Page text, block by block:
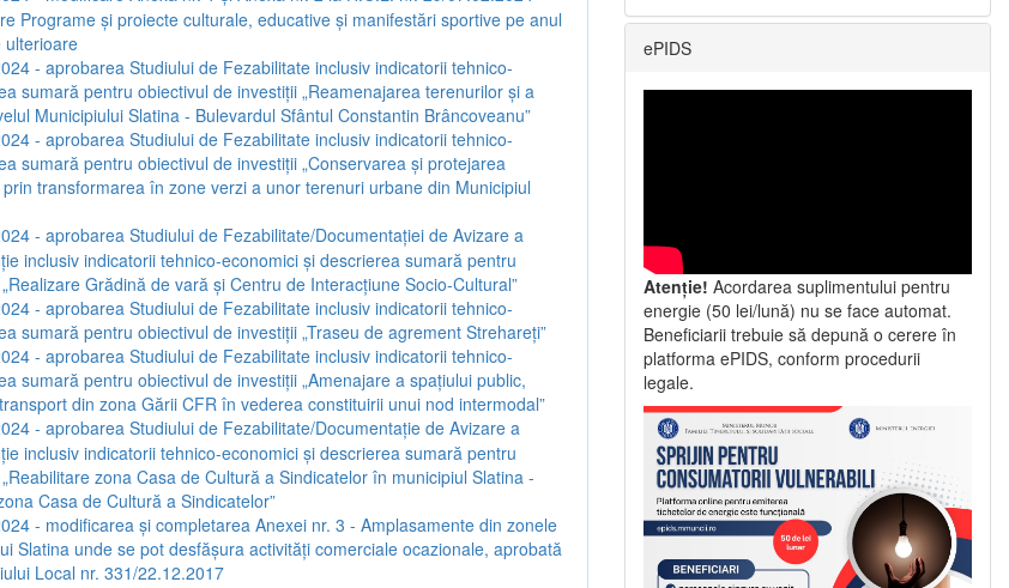
Programe și proiecte culturale, educative și manifestări sportive pe anul
ulterioare
- aprobarea Studiului de Fezabilitate inclusiv indicatorii tehnico-
sumară pentru obiectivul de investiții „Reamenajarea terenurilor și a
Municipiului Slatina - Bulevardul Sfântul Constantin Brâncoveanu”
- aprobarea Studiului de Fezabilitate inclusiv indicatorii tehnico-
sumară pentru obiectivul de investiții „Conservarea și protejarea
transformarea în zone verzi a unor terenuri urbane din Municipiul
- aprobarea Studiului de Fezabilitate/Documentației de Avizare a
inclusiv indicatorii tehnico-economici și descrierea sumară pentru
Grădină de vară și Centru de Interacțiune Socio-Cultural”
- aprobarea Studiului de Fezabilitate inclusiv indicatorii tehnico-
sumară pentru obiectivul de investiții „Traseu de agrement Strehareți”
- aprobarea Studiului de Fezabilitate inclusiv indicatorii tehnico-
sumară pentru obiectivul de investiții „Amenajare a spațiului public,
din zona Gării CFR în vederea constituirii unui nod intermodal”
- aprobarea Studiului de Fezabilitate/Documentație de Avizare a
inclusiv indicatorii tehnico-economici și descrierea sumară pentru
zona Casa de Cultură a Sindicatelor în municipiul Slatina -
Casa de Cultură a Sindicatelor”
- modificarea și completarea Anexei nr. 3 - Amplasamente din zonele
Slatina unde se pot desfășura activități comerciale ocazionale, aprobată
Local nr. 331/22.12.2017
ePIDS
Atenție! Acordarea suplimentului pentru
energie (50 lei/lună) nu se face automat.
Beneficiarii trebuie să depună o cerere în
platforma ePIDS, conform procedurii
legale.